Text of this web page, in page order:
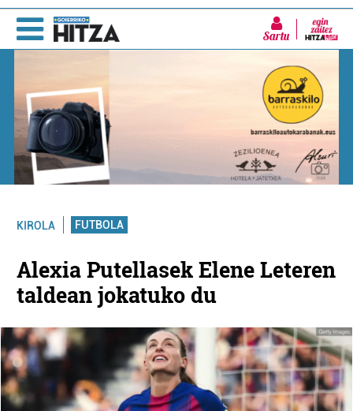
Sartu
KIROLA FUTBOLA
Alexia Putellasek Elene Leteren
taldean jokatuko du